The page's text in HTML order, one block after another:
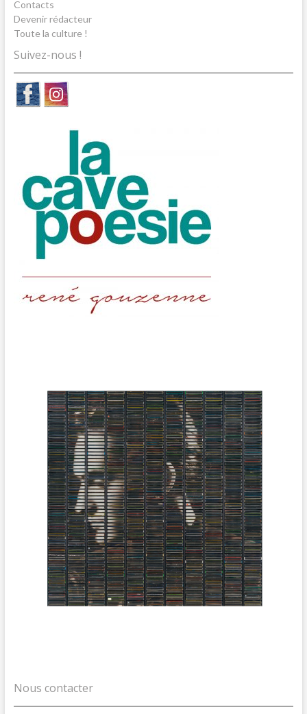
Contacts
Devenir rédacteur
Toute la culture !
Suivez-nous !
Nous contacter